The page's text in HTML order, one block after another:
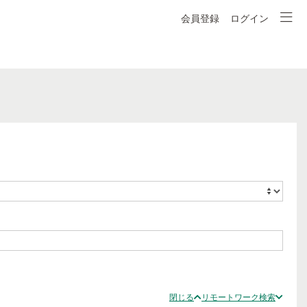
会員登録 ログイン
閉じる リモートワーク検索